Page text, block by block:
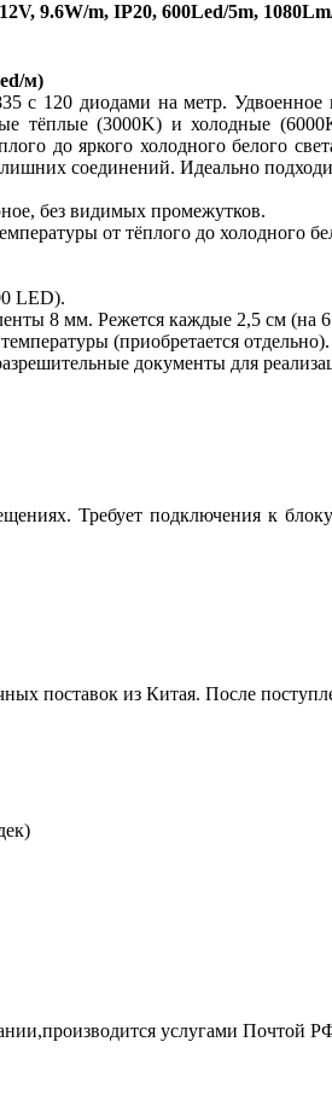
9.6W/m, IP20, 600Led/5m,
м)
с 120 диодами на метр.
тёплые (3000K) и холодные
до яркого холодного белого
соединений. Идеально
без видимых промежутков.
от тёплого до холодного
LED).
8 мм. Режется каждые 2,5 см (на
(приобретается отдельно).
документы для
Требует подключения к
поставок из Китая. После
услугами Почтой